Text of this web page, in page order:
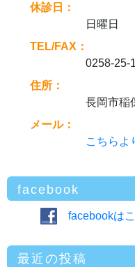
休診日：
日曜日
TEL/FAX：
0258-25-
住所：
長岡市稲
メール：
こちらよ
facebook
facebookは
最近の投稿